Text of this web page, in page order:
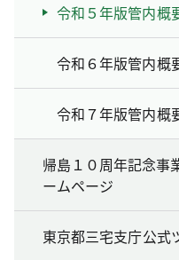
令和５年版管内概
令和６年版管内概
令和７年版管内概
帰島１０周年記念事
ームページ
東京都三宅支庁公式